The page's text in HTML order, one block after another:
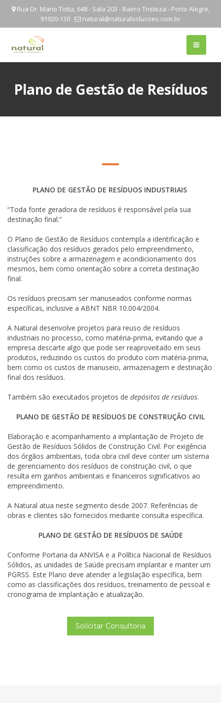
Rua Dr. Mario Totta, 648 - Sala 203 - Bairro Tristeza - Porto Alegre,
91920-130
natural@naturalsolucoes.com.br
Plano de Gestão de Resíduos
PLANO DE GESTÃO DE RESÍDUOS INDUSTRIAIS
“Toda fonte geradora de resíduos é responsável pela sua
destinação final.”
O Plano de Gestão de Resíduos contempla a identificação e
classificação dos resíduos gerados pelo empreendimento,
instruções sobre a armazenagem e acondicionamento dos
mesmos, bem como orientação sobre a correta destinação
final.
Os resíduos precisam ser manuseados conforme normas
específicas, inclusive a ABNT NBR 10.004/2004.
A Natural desenvolve projetos para reuso de resíduos
industriais no processo, como matéria-prima, evitando que a
empresa descarte algo que pode ser reaproveitado em seus
produtos, reduzindo os custos do produto com matéria-prima,
bem como os custos de manuseio, armazenagem e destinação
final dos resíduos.
Também são executados projetos de depósitos de resíduos.
PLANO DE GESTÃO DE RESÍDUOS DE CONSTRUÇÃO CIVIL
Elaboração e acompanhamento a implantação de Projeto de
Gestão de Resíduos Sólidos de Construção Civil. Por exigência
dos órgãos ambientais, toda obra civil deve conter um sistema
de gerenciamento dos resíduos de construção civil, o que
resulta em ganhos ambientais e financeiros significativos ao
empreendimento.
A Natural atua neste segmento desde 2007. Referências de
obras e clientes são fornecidos mediante consulta específica.
PLANO DE GESTÃO DE RESÍDUOS DE SAÚDE
Conforme Portaria da ANVISA e a Política Nacional de Resíduos
Sólidos, as unidades de Saúde precisam implantar e manter um
PGRSS. Este Plano deve atender a legislação específica, bem
como as classificações dos resíduos, treinamento de pessoal e
cronograma de implantação e atualização.
Solicitar Consultoria